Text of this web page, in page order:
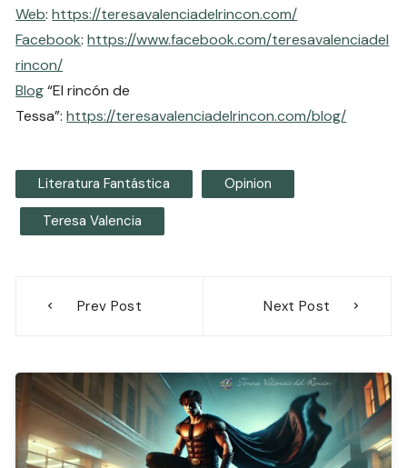
Web:https://teresavalenciadelrincon.com/
Facebook:https://www.facebook.com/teresavalenciadel
rincon/
Blog“El rincón de
Tessa”:https://teresavalenciadelrincon.com/blog/
Literatura Fantástica Opinion
Teresa Valencia
Prev Post Next Post